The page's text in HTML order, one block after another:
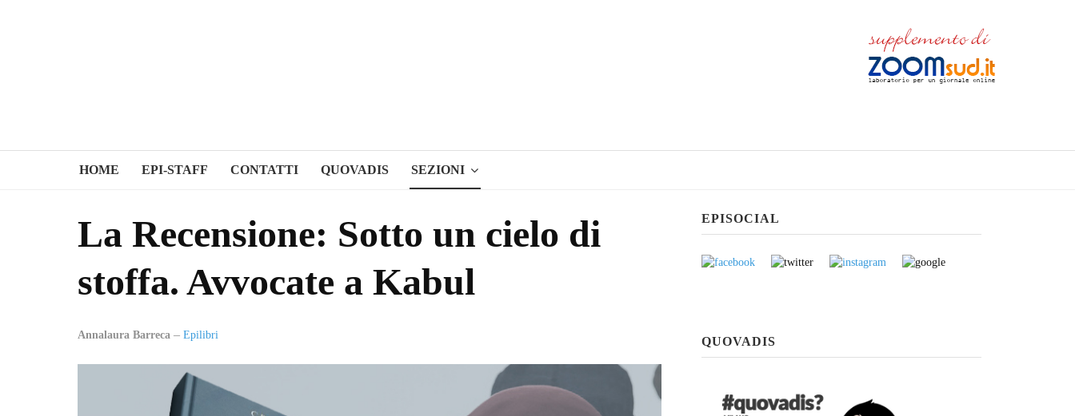
HOME EPI-STAFF CONTATTI QUOVADIS SEZIONI
La Recensione: Sotto un cielo di
stoffa. Avvocate a Kabul
Annalaura Barreca Epilibri
EPISOCIAL
QUOVADIS